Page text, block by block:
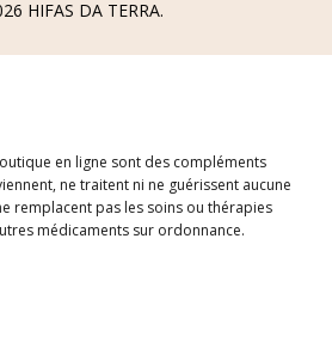
HIFAS DA TERRA.
en ligne sont des compléments
ne traitent ni ne guérissent aucune
remplacent pas les soins ou thérapies
médicaments sur ordonnance.